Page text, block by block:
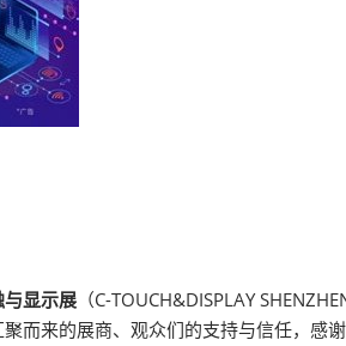
显示展 （C-TOUCH&DISPLAY
而来的展商、观众们的支持与信任，感谢